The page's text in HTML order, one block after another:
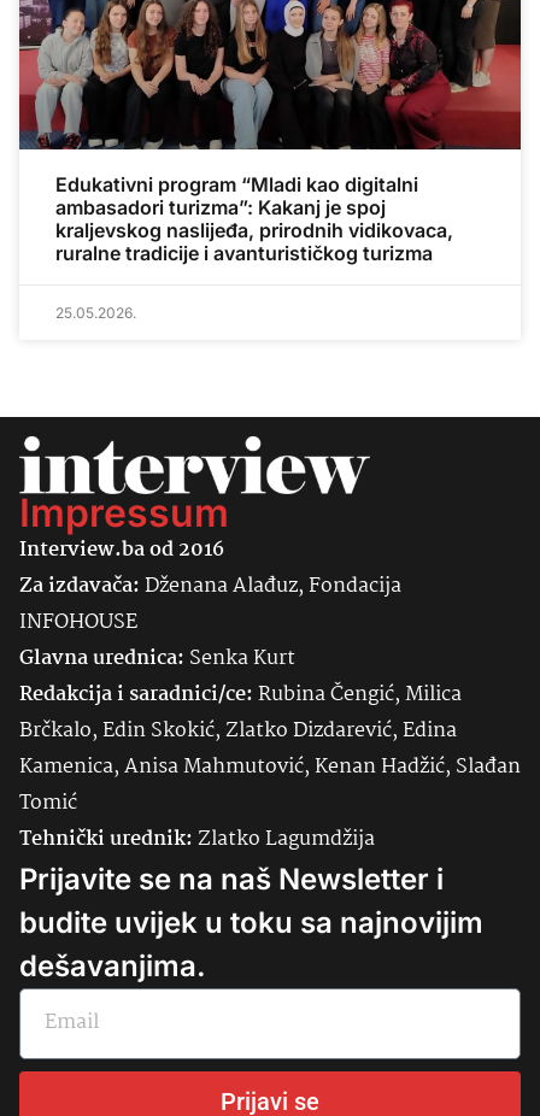
Edukativni program “Mladi kao digitalni
ambasadori turizma”: Kakanj je spoj
kraljevskog naslijeđa, prirodnih vidikovaca,
ruralne tradicije i avanturističkog turizma
25.05.2026.
Impressum
Interview.ba od 2016
Za izdavača:Dženana Alađuz, Fondacija
INFOHOUSE
Glavna urednica: SenkaKurt
Redakcija i saradnici/ce:Rubina Čengić, Milica
Brčkalo, Edin Skokić, Zlatko Dizdarević, Edina
Kamenica, Anisa Mahmutović, Kenan Hadžić, Slađan
Tomić
Tehnički urednik:Zlatko Lagumdžija
Prijavite se na naš Newsletter i
budite uvijek u toku sa najnovijim
dešavanjima.
Prijavi se